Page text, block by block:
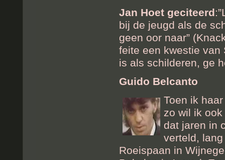
Jan Hoet geciteerd
bij de jeugd als de
geen oor naar”
feite een kwestie van
is als schilderen, ge
Guido Belcanto
Toen ik
zo wil ik
dat jaren in
verteld,
Roeispaan in